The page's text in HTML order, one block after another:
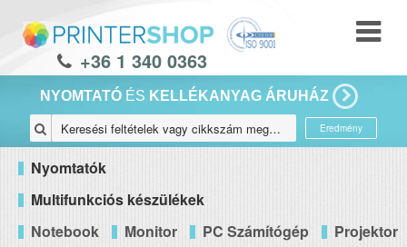
+36 1 340 0363
NYOMTATÓ ÉS KELLÉKANYAG ÁRUHÁZ
Eredmény
Nyomtatók
Multifunkciós készülékek
Notebook
Monitor PC Számítógép
Projektor